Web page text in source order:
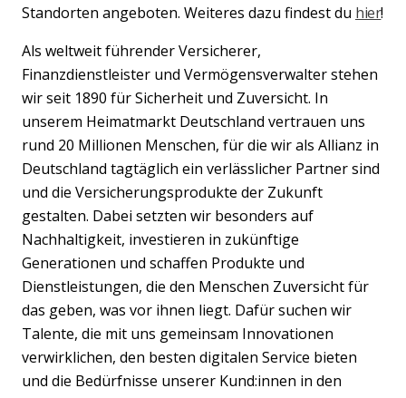
Standorten angeboten. Weiteres dazu findest du hier!
Als weltweit führender Versicherer,
Finanzdienstleister und Vermögensverwalter stehen
wir seit 1890 für Sicherheit und Zuversicht. In
unserem Heimatmarkt Deutschland vertrauen uns
rund 20 Millionen Menschen, für die wir als Allianz in
Deutschland tagtäglich ein verlässlicher Partner sind
und die Versicherungsprodukte der Zukunft
gestalten. Dabei setzten wir besonders auf
Nachhaltigkeit, investieren in zukünftige
Generationen und schaffen Produkte und
Dienstleistungen, die den Menschen Zuversicht für
das geben, was vor ihnen liegt. Dafür suchen wir
Talente, die mit uns gemeinsam Innovationen
verwirklichen, den besten digitalen Service bieten
und die Bedürfnisse unserer Kund:innen in den